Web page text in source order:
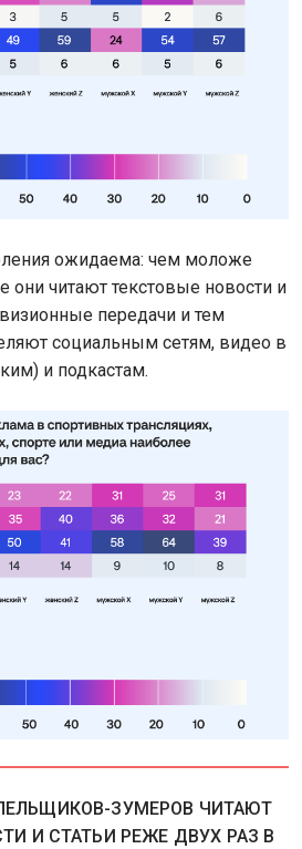
ожидаема: чем моложе
они читают текстовые новости и
передачи и тем
социальным сетям, видео в
и подкастам.
ЗУМЕРОВ ЧИТАЮТ
И СТАТЬИ РЕЖЕ ДВУХ РАЗ В